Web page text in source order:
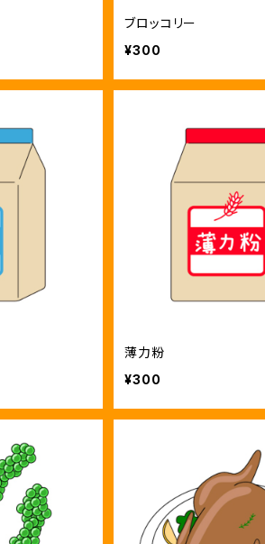
ブロッコリー
¥300
薄力粉
¥300